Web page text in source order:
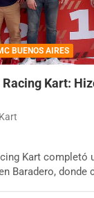
BUENOS AIRES
Racing Kart:
Kart completó
Baradero, donde